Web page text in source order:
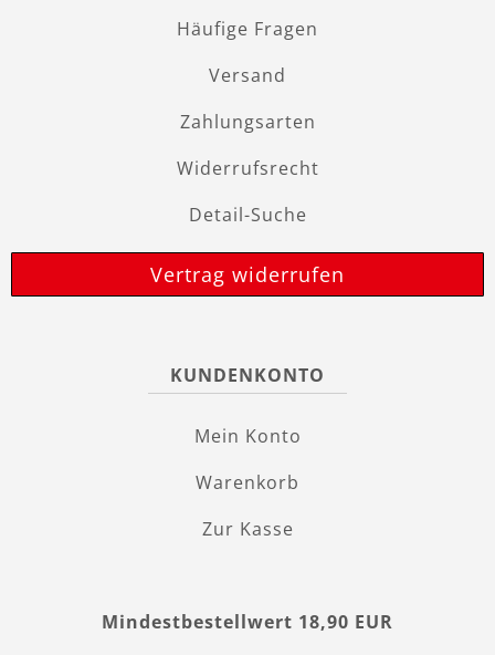
Häufige Fragen
Versand
Zahlungsarten
Widerrufsrecht
Detail-Suche
Vertrag widerrufen
KUNDENKONTO
Mein Konto
Warenkorb
Zur Kasse
Mindestbestellwert 18,90 EUR